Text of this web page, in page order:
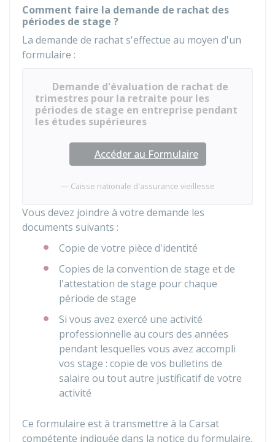
Comment faire la demande de rachat des
périodes de stage ?
La demande de rachat s'effectue au moyen d'un
formulaire :
Demande d'évaluation de rachat de
trimestres pour la retraite pour les
périodes de stage en entreprise pendant
les études supérieures
Accéder au Formulaire
Caisse nationale d'assurance vieillesse
Vous devez joindre à votre demande les
documents suivants :
Copie de votre pièce d'identité
Copies de la convention de stage et de
l'attestation de stage pour chaque
période de stage
Si vous avez exercé une activité
professionnelle au cours des années
pendant lesquelles vous avez accompli
vos stage : copie de vos bulletins de
salaire ou tout autre justificatif de votre
activité
Ce formulaire est à transmettre à la Carsat
compétente indiquée dans la notice du formulaire.